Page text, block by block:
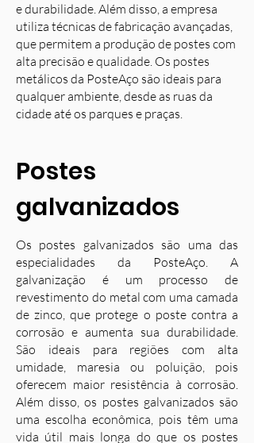
e durabilidade. Além disso, a empresa
utiliza técnicas de fabricação avançadas,
que permitem a produção de postes com
alta precisão e qualidade. Os postes
metálicos da PosteAço são ideais para
qualquer ambiente, desde as ruas da
cidade até os parques e praças.
Postes
galvanizados
Os postes galvanizados são uma das
especialidades da PosteAço. A
galvanização é um processo de
revestimento do metal com uma camada
de zinco, que protege o poste contra a
corrosão e aumenta sua durabilidade.
São ideais para regiões com alta
umidade, maresia ou poluição, pois
oferecem maior resistência à corrosão.
Além disso, os postes galvanizados são
uma escolha econômica, pois têm uma
vida útil mais longa do que os postes